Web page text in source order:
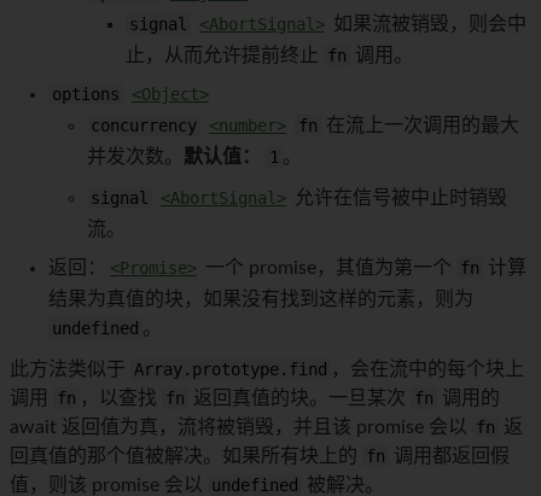
signal
<AbortSignal> 如果流被销毁，则会中
止，从而允许提前终止
fn 调用。
options
<Object>
concurrency
<number> fn 在流上一次调用的最大
并发次数。 默认值： 1 。
signal <AbortSignal> 允许在信号被中止时销毁
流。
返回：
<Promise> 一个 promise，其值为第一个 fn 计算
结果为真值的块，如果没有找到这样的元素，则为
undefined 。
此方法类似于 Array.prototype.find ，会在流中的每个块上
调用
fn ，以查找 fn 返回真值的块。一旦某次 fn 调用的
await 返回值为真，流将被销毁，并且该 promise 会以
fn 返
回真值的那个值被解决。如果所有块上的 fn 调用都返回假
值，则该 promise 会以
undefined 被解决。